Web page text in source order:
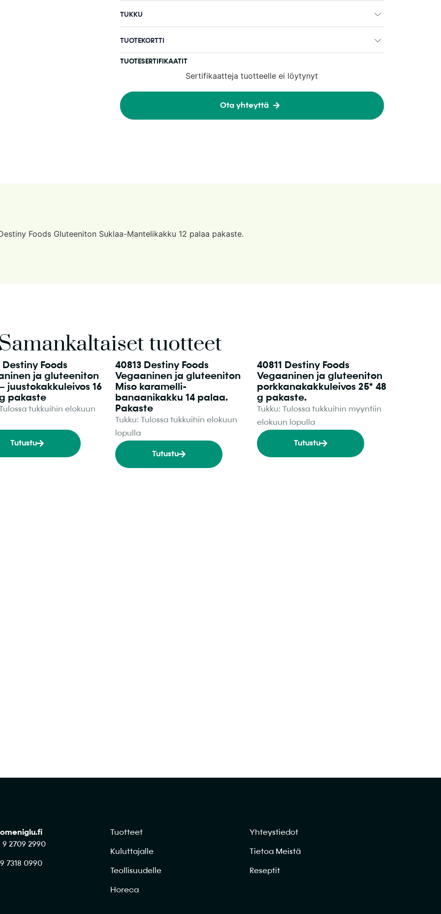
TUKKU
TUOTEKORTTI
TUOTESERTIFIKAATIT
Sertifikaatteja tuotteelle ei löytynyt
Ota yhteyttä
Foods Gluteeniton Suklaa-Mantelikakku 12 palaa pakaste.
tuotteet
Destiny Foods
ja gluteeniton
juustokakkuleivos 16
pakaste
tukkuihin elokuun
Tutustu
40813 Destiny Foods
Vegaaninen ja gluteeniton
Miso karamelli-
banaanikakku 14 palaa.
Pakaste
Tukku: Tulossa tukkuihin elokuun
lopulla
Tutustu
40811 Destiny Foods
Vegaaninen ja gluteeniton
porkkanakakkuleivos 25* 48
g pakaste.
Tukku: Tulossa tukkuihin myyntiin
elokuun lopulla
Tutustu
9 2709 2990
7318 0990
Tuotteet
Kuluttajalle
Teollisuudelle
Horeca
Yhteystiedot
Tietoa Meistä
Reseptit